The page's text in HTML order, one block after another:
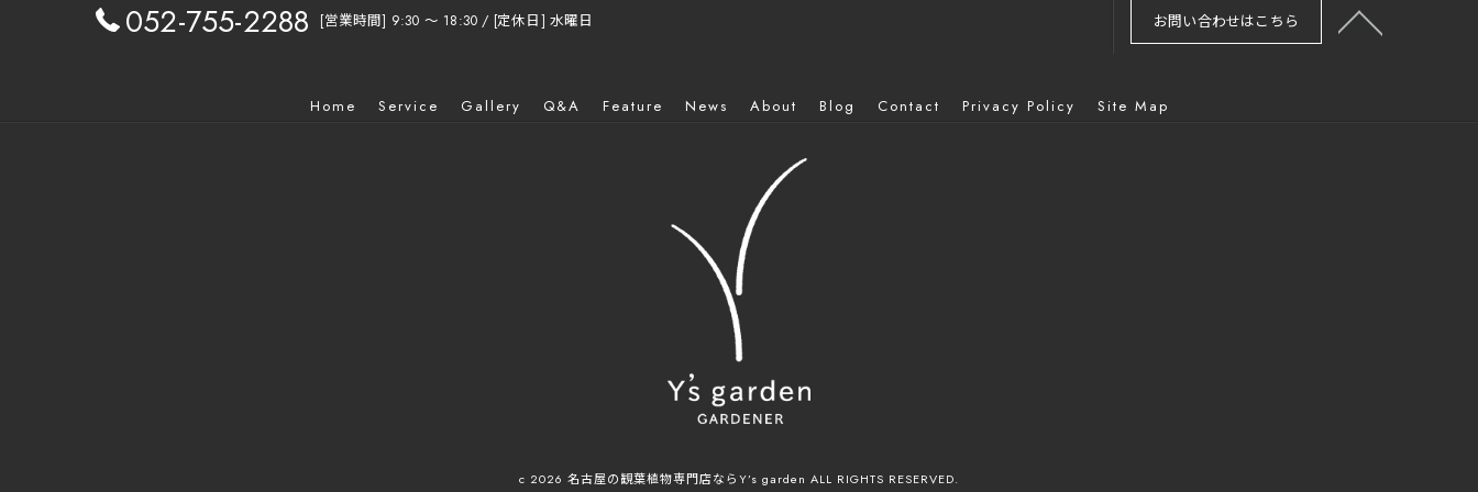
052-755-2288 [営業時間] 9:30 〜 18:30 / [定休日] 水曜日 お問い合わせはこちら
Home Service Gallery Q&A Feature News About Blog Contact Privacy Policy Site Map
c 2026 名古屋の観葉植物専門店ならY’s garden ALL RIGHTS RESERVED.